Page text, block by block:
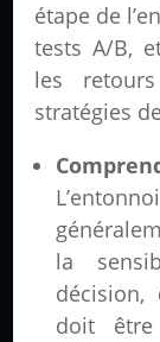
étape de
tests A/B,
les
stratégies
la
doit être